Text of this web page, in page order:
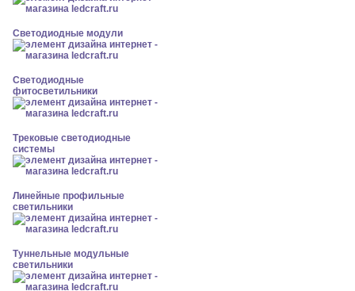
Светодиодные модули
Светодиодные
фитосветильники
Трековые светодиодные
системы
Линейные профильные
светильники
Туннельные модульные
светильники